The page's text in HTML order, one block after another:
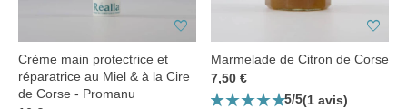
favorite
Crème main protectrice et
réparatrice au Miel & à la Cire
de Corse - Promanu
favorite
Marmelade de Citron de Corse
7,50 €
star_ratestar_ratestar_ratestar_ratestar_rate5/5(1 avis)